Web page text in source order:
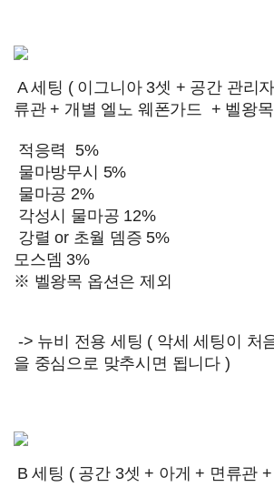
A 세팅 ( 이그니아 3셋 + 공간 관리
류관 + 개별 엘노 웨폰가드 + 벨왕
적응력 5%
물마방무시 5%
물마공 2%
각성시 물마공 12%
강렬 or 초월 뎀증 5%
모스뎀 3%
※ 벨왕목 옵션은 제외
-> 뉴비 전용 세팅 ( 악세 세팅이 처
을 중심으로 맞추시면 됩니다 )
B 세팅 ( 공간 3셋 + 아게 + 면류관